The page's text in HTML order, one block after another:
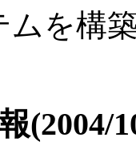
ムを構
(2004/